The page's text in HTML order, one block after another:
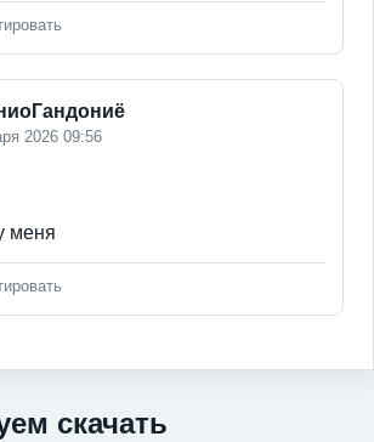
2026 09:56
меня
скачать